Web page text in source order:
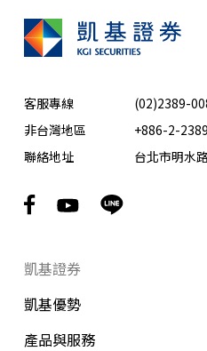
客服專線 (02)2389-
非台灣地區
+886-2-
聯絡地址
台北市明水
凱基證券
凱基優勢
產品與服務